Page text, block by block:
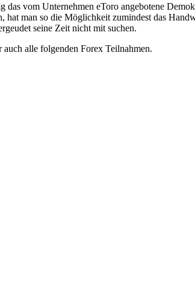
vom Unternehmen eToro angebotene
man so die Möglichkeit zumindest das
seine Zeit nicht mit suchen.
alle folgenden Forex Teilnahmen.